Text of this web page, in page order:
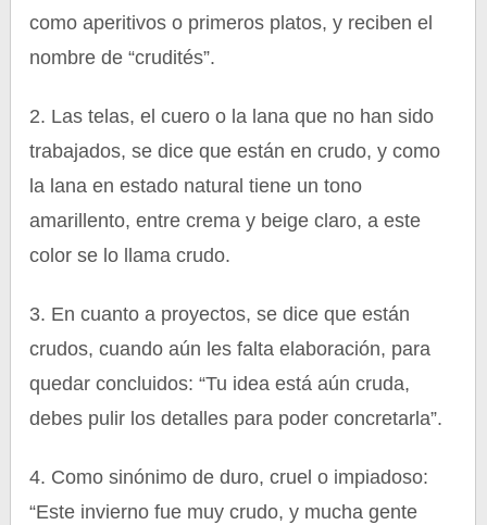
como aperitivos o primeros platos, y reciben el
nombre de “crudités”.
2. Las telas, el cuero o la lana que no han sido
trabajados, se dice que están en crudo, y como
la lana en estado natural tiene un tono
amarillento, entre crema y beige claro, a este
color se lo llama crudo.
3. En cuanto a proyectos, se dice que están
crudos, cuando aún les falta elaboración, para
quedar concluidos: “Tu idea está aún cruda,
debes pulir los detalles para poder concretarla”.
4. Como sinónimo de duro, cruel o impiadoso:
“Este invierno fue muy crudo, y mucha gente